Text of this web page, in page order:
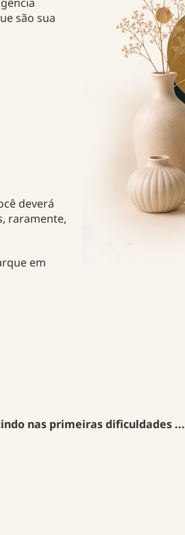
são sua
deverá
raramente,
em
nas primeiras dificuldades ...